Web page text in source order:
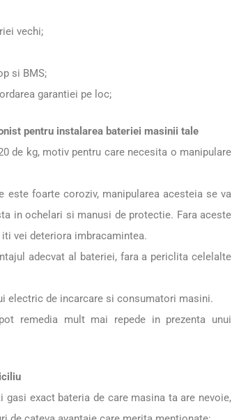
vechi;
si BMS;
garantiei pe loc;
pentru instalarea bateriei masinii tale
de kg, motiv pentru care necesita o manipulare
este foarte coroziv, manipularea acesteia se va
in ochelari si manusi de protectie. Fara aceste
vei deteriora imbracamintea.
adecvat al bateriei, fara a periclita celelalte
electric de incarcare si consumatori masini.
remedia mult mai repede in prezenta unui
exact bateria de care masina ta are nevoie,